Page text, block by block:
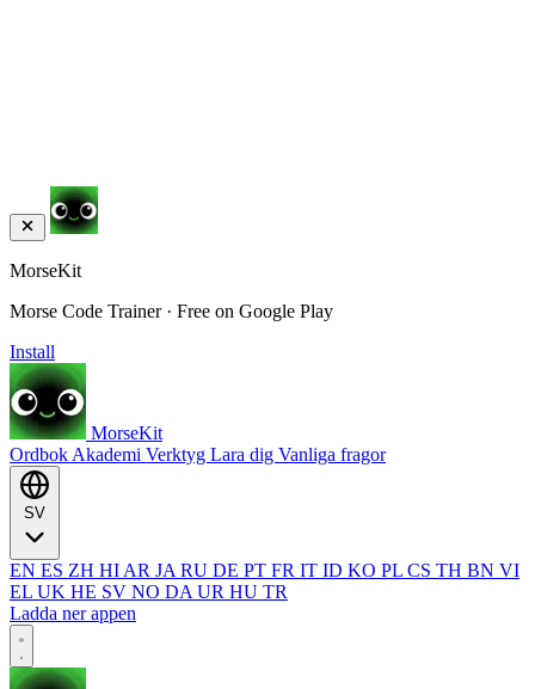
MorseKit
Morse Code Trainer · Free on Google Play
Install
MorseKit
Ordbok Akademi Verktyg Lara dig Vanliga fragor
EN ES ZH HI AR JA RU DE PT FR IT ID KO PL CS TH BN VI
EL UK HE SV NO DA UR HU TR
Ladda ner appen